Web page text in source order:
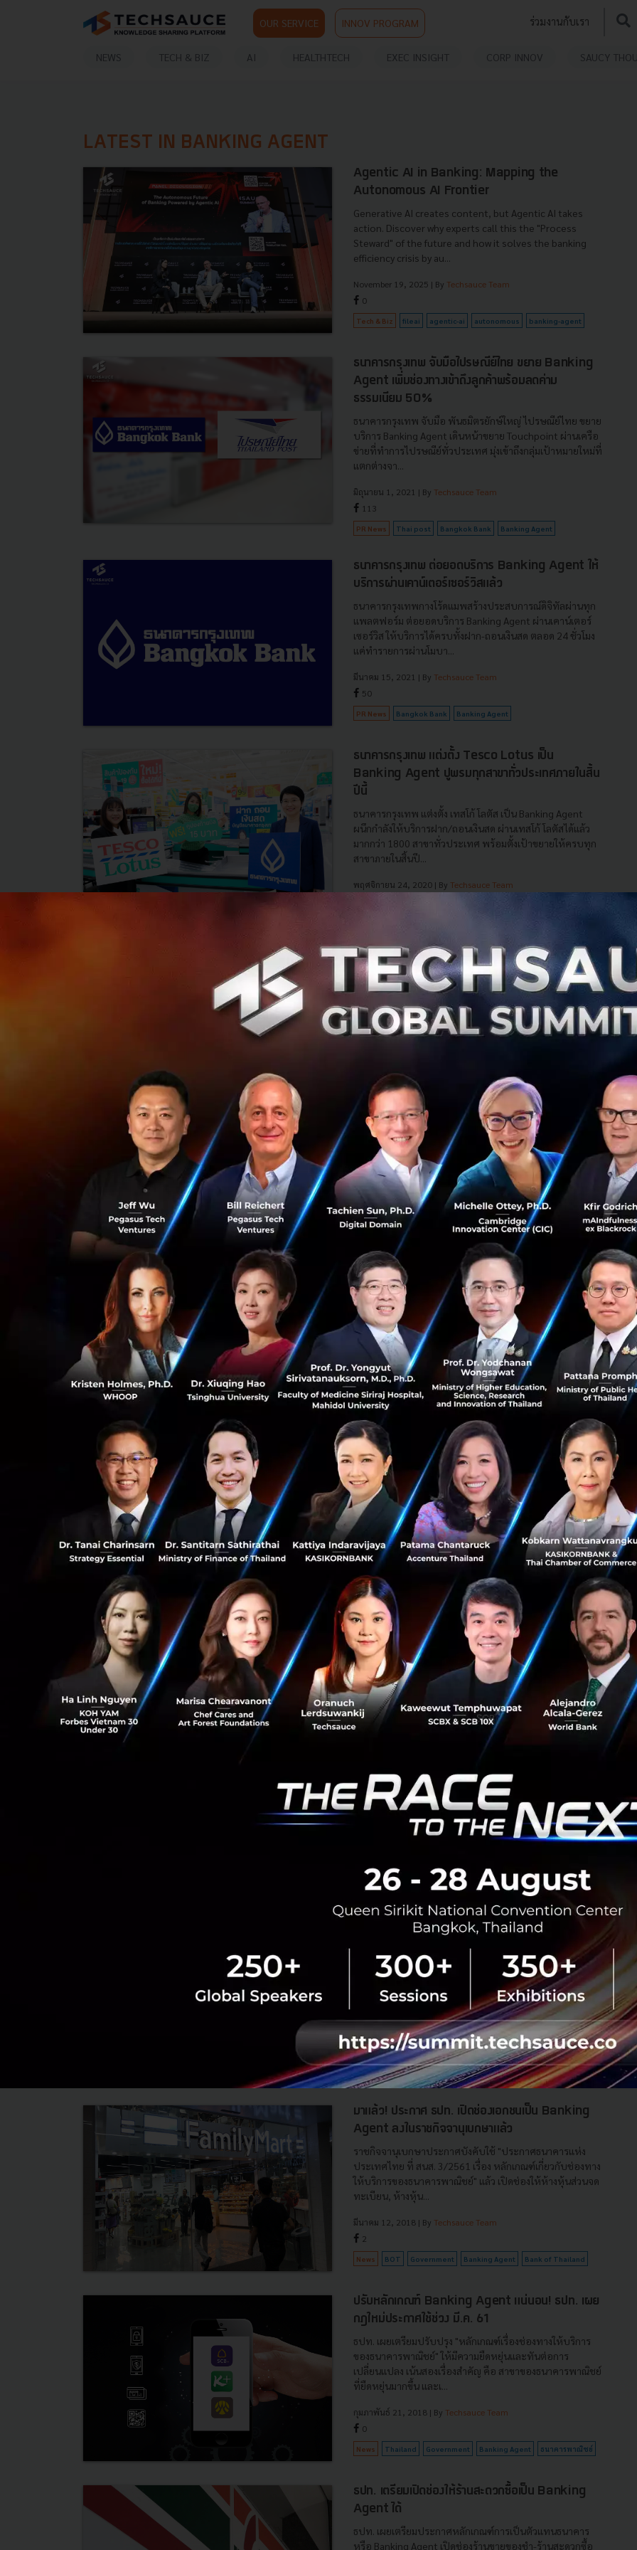
OUR SERVICE INNOV PROGRAM ร่วมงานกับเรา
NEWS TECH & BIZ AI HEALTHTECH EXEC INSIGHT CORP INNOV SAUCY
LATEST IN BANKING AGENT
Agentic AI in Banking: Mapping the
Autonomous AI Frontier
Generative AI creates content, but Agentic AI takes
action. Discover why experts call this the "Process
Steward" of the future and how it solves the banking
efficiency crisis by au...
November 19, 2025 | By Techsauce Team
0
Tech & Biz fileai agentic-ai autonomous banking-agent
ธนาคารกรุงเทพ จับมือไปรษณีย์ไทย ขยาย Banking
Agent เพิ่มช่องทางเข้าถึงลูกค้าพร้อมลดค่าม
ธรรมเนียม 50%
ธนาคารกรุงเทพ จับมือ พันธมิตรยักษ์ใหญ่ ไปรษณีย์ไทย ขยาย
บริการ Banking Agent เดินหน้าขยาย Touchpoint ผ่านเครือ
ข่ายที่ทำการไปรษณีย์ทั่วประเทศ มุ่งเข้าถึงกลุ่มเป้าหมายใหม่ที่
แตกต่างจา...
มิถุนายน 1, 2021 | By Techsauce Team
113
PR News Thai post Bangkok Bank Banking Agent
ธนาคารกรุงเทพ ต่อยอดบริการ Banking Agent ให้
บริการผ่านเคาน์เตอร์เซอร์วิสแล้ว
ธนาคารกรุงเทพกางโร้ดแมพสร้างประสบการณ์ดิจิทัลผ่านทุก
แพลตฟอร์ม ต่อยอดบริการ Banking Agent ผ่านเคาน์เตอร์
เซอร์วิส ให้บริการได้ครบทั้งฝาก-ถอนเงินสด ตลอด 24 ชั่วโมง
แค่ทำรายการผ่านโมบา...
มีนาคม 15, 2021 | By Techsauce Team
50
PR News Bangkok Bank Banking Agent
ธนาคารกรุงเทพ แต่งตั้ง Tesco Lotus เป็น
Banking Agent ปูพรมทุกสาขาทั่วประเทศภายในสิ้น
ปีนี้
ธนาคารกรุงเทพ แต่งตั้ง เทสโก้ โลตัส เป็น Banking Agent
ผนึกกำลังให้บริการฝาก/ถอนเงินสด ผ่านเทสโก้ โลตัสได้แล้ว
มากกว่า 1800 สาขาทั่วประเทศ พร้อมตั้งเป้าขยายให้ครบทุก
สาขาภายในสิ้นปี...
พฤศจิกายน 24, 2020 | By Techsauce Team
อีกหนึ่ง Banking Agent! SCB จับมือ ไปรษณีย์ไทย
เปิดตัว SCB Service รับฝากเงินที่ไปรษณีย์
ธนาคารไทยพาณิชย์ ร่วมกับ ไปรษณีย์ไทย ประกาศความร่วม
มือทางธุรกิจในการพัฒนาขีดความสามารถในการให้บริการ
ทางการเงิน และเพิ่มช่องทางการเข้าถึงบริการธนาคารภายใต้
384
PR News SCB ThaiPost Banking Agent
ฝากเงินในปั๊มน้ำมัน! ธ.กรุงศรี จับมือ ปั๊มน้ำมัน PT รับ
ฝากเงินเข้าบัญชี
คุณพงษ์อนันต์ ธณัติไตร ประธานคณะเจ้าหน้าที่ด้านธุรกิจ
ลูกค้ารายย่อยและเครือข่ายการขาย ธนาคารกรุงศรีอยุธยา
จำกัด (มหาชน) และ คุณพิทักษ์ รัชกิจประการ ประธานเจ้า
หน้าที่บริหารและกรรมการ...
เมษายน 24, 2019
Techsauce Team
101
PR News PTG Krungsri Banking Agent
SCB เพิ่มบริการธนาคาร ฝาก-ถอน 24 ชั่วโมงผ่าน
เคาน์เตอร์เซอร์วิสใน 7-11 กว่า 11,000 สาขาทั่ว
ประเทศ
ธนาคารไทยพาณิชย์ และ บริษัท เคาน์เตอร์เซอร์วิส กลุ่มธุรกิจ
ในเครือ ซีพี ออลล์ สององค์กรยักษ์ใหญ่ระดับประเทศ
ประกาศความร่วมมือทางธุรกิจครั้งสําคัญในการนําเอาดิจิทัล
เทคโนโลยีมาเป็นตัว...
มีนาคม 29, 2019 | By
Techsauce Team
6.1k
News SCB CP ALL SCB EASY 7-Eleven
ตั้ง CenPay เป็นตัวแทนธนาคารให้บริการ KBank
Service ที่ FamilyMart 5 สาขา
ก่อนหน้านี้ธนาคารกสิกรไทยเปิดให้บริการ “KBank Service”
เพื่อเปิดช่องทางบริการรูปแบบใหม่ๆ ให้ลูกค้าของธนาคาร
แบบเข้าถึงตัวลูกค้าผ่านพันธมิตรซึ่งเป็นตัวแทนของธนาคาร
หรือ Banking Agent...
พฤศจิกายน 2, 2018
Techsauce Team
289
News KBank CENTRAL
KBank appoints Thailand Post as the first
banking agent to provide KBank Service
KASIKORNBANK (KBank) sets out to appoint banking
agents to offer the “KBank Service” which will bring
services closer to customers. Thailand Post, with a
country-wide network, is t...
Techsauce Team
News KBank Banking Agent
กสิกรไทย เพิ่มช่องทางบริการ เปิด 'KBank Service'
ให้ลูกค้าทำธุรกรรมการเงินผ่านไปรษณีย์ไทยทั่วประเทศ
ธนาคารกสิกรไทยลุยแต่งตั้งแบงกิ้ง เอเย่นต์ ใช้ชื่อบริการ
KBank Service เพิ่มช่องทางการบริการทางการเงิน ประเดิม
ไปรษณีย์ไทย พันธมิตรรายแรก มีเครือข่ายทั่วประเทศ ช่วง
แรกให้บริการรับฝาก...
สิงหาคม 29, 2018| ByTechsauce Team
76
News KBank FinTech Banking Agent
มาแล้ว! ประกาศ ธปท. เปิดช่องเอกชนเป็น Banking
Agent ลงในราชกิจจานุเบกษาแล้ว
ราชกิจจานุเบกษาประกาศบังคับใช้ "ประกาศธนาคารแห่ง
ประเทศไทย ที่ สนส. 3/2561 เรื่อง หลักเกณฑ์เกี่ยวกับช่องทาง
ให้บริการของธนาคารพาณิชย์" แล้ว เปิดช่องให้ห้างหุ้นส่วนจด
ทะเบียน, ห้างหุ้น...
มีนาคม 12, 2018 | By Techsauce Team
2
News BOT Government Banking Agent Bank of Thailand
ปรับหลักเกณฑ์ Banking Agent แน่นอน! ธปท. เผย
กฎใหม่ประกาศใช้ช่วง มี.ค. 61
ธปท. เผยเตรียมปรับปรุง "หลักเกณฑ์เรื่องช่องทางให้บริการ
ของธนาคารพาณิชย์" ให้มีความยืดหยุ่นและทันต่อการ
เปลี่ยนแปลง เน้นสองเรื่องสำคัญ คือ สาขาของธนาคารพาณิชย์
ที่ยืดหยุ่นมากขึ้น และเ...
กุมภาพันธ์ 21, 2018 | By Techsauce Team
0
News Thailand Government Banking Agent ธนาคารพาณิชย์
ธปท. เตรียมเปิดช่องให้ร้านสะดวกซื้อเป็น Banking
Agent ได้
ธปท. เผยเตรียมประกาศหลักเกณฑ์การเป็นตัวแทนธนาคาร
หรือ Banking Agent เปิดช่องร้านขายของชำ-ร้านสะดวกซื้อ